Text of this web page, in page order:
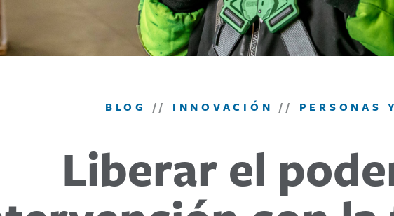
BLOG // INNOVACIÓN // PERSONAS
Liberar el